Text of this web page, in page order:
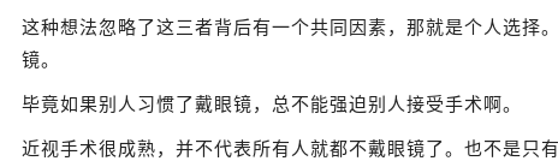
这种想法忽略了这三者背后有一个共同因素，那就是个人选择
镜。
毕竟如果别人习惯了戴眼镜，总不能强迫别人接受手术啊。
近视手术很成熟，并不代表所有人就都不戴眼镜了。也不是只